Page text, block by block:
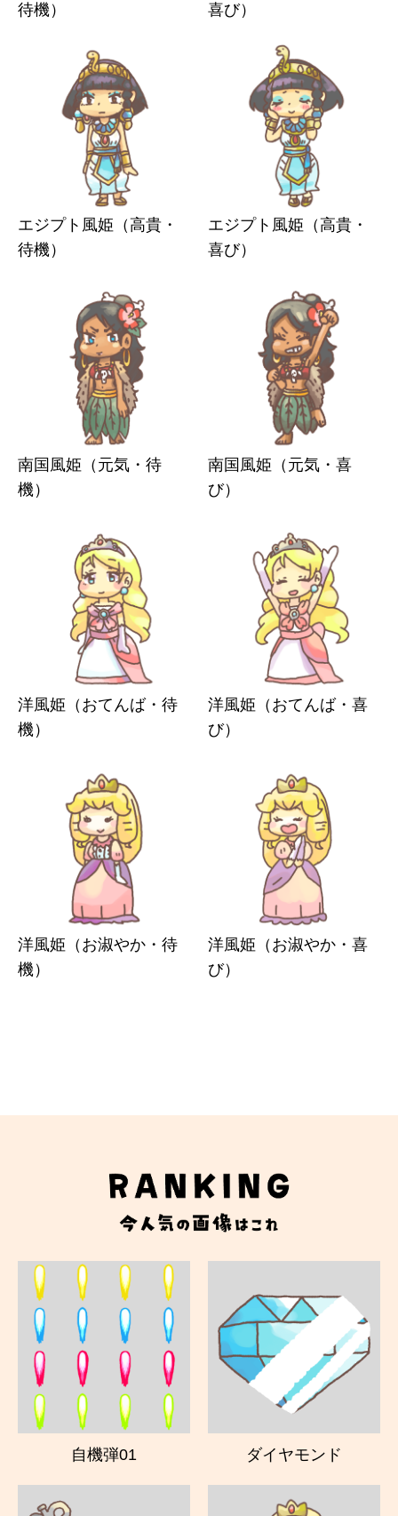
待機）
喜び）
エジプト風姫（高貴・
待機）
エジプト風姫（高貴・
喜び）
南国風姫（元気・待
機）
南国風姫（元気・喜
び）
洋風姫（おてんば・待
機）
洋風姫（おてんば・喜
び）
洋風姫（お淑やか・待
機）
洋風姫（お淑やか・喜
び）
自機弾01 ダイヤモンド